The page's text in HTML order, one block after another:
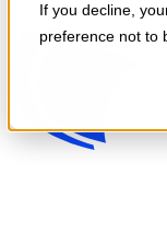
If you decline,
preference not to
Skip to content